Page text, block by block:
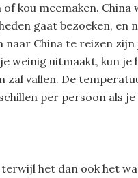
kou meemaken.
gaat bezoeken, en
China te reizen zijn
weinig uitmaakt, kun je
vallen. De
per persoon als
het dan ook het